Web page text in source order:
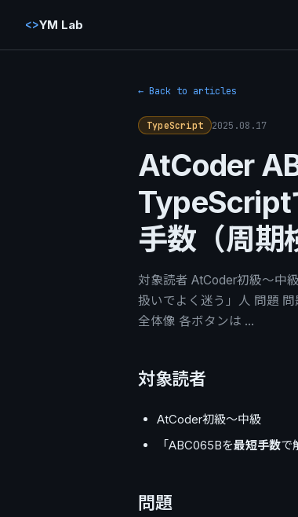
<>YM Lab
← Back to articles
TypeScript 2025.08.17
AtCoder
TypeScript
手数（周期
対象読者 AtCoder初級〜中
扱いでよく迷う」人 問題
全体像 各ボタンは …
対象読者
AtCoder初級〜中級
「ABC065Bを最短手数で
問題